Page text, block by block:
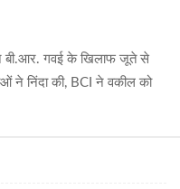
बी.आर. गवई के खिलाफ जूते से
ने निंदा की, BCI ने वकील को